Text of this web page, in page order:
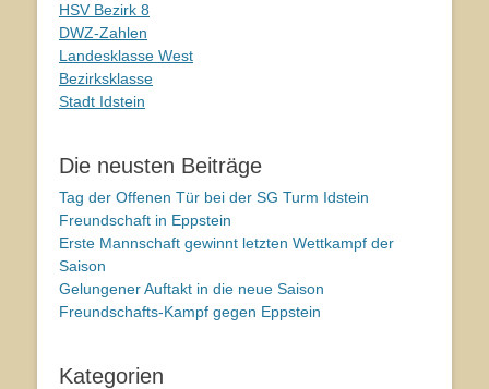
HSV Bezirk 8
DWZ-Zahlen
Landesklasse West
Bezirksklasse
Stadt Idstein
Die neusten Beiträge
Tag der Offenen Tür bei der SG Turm Idstein
Freundschaft in Eppstein
Erste Mannschaft gewinnt letzten Wettkampf der
Saison
Gelungener Auftakt in die neue Saison
Freundschafts-Kampf gegen Eppstein
Kategorien